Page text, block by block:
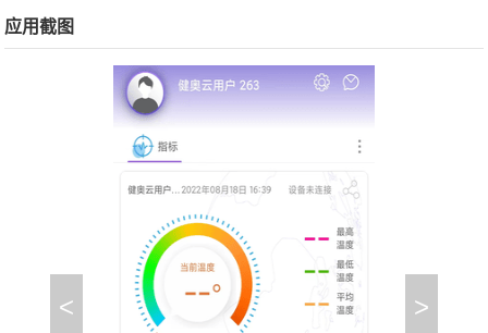
应用截图
< >